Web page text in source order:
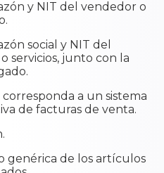
y NIT del vendedor o
social y NIT del
servicios, junto con la
a un sistema
de facturas de venta.
genérica de los artículos